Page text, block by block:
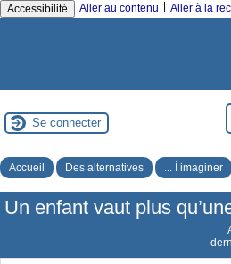
Accessibilité Aller au contenu Aller à la
Se connecter
Accueil Des alternatives ... Í imaginer
Un enfant vaut plus